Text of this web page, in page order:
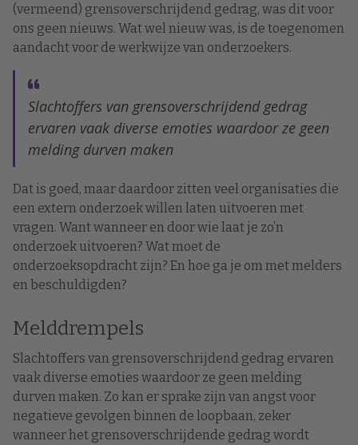
(vermeend) grensoverschrijdend gedrag, was dit voor
ons geen nieuws. Wat wel nieuw was, is de toegenomen
aandacht voor de werkwijze van onderzoekers.
Slachtoffers van grensoverschrijdend gedrag
ervaren vaak diverse emoties waardoor ze geen
melding durven maken
Dat is goed, maar daardoor zitten veel organisaties die
een extern onderzoek willen laten uitvoeren met
vragen. Want wanneer en door wie laat je zo’n
onderzoek uitvoeren? Wat moet de
onderzoeksopdracht zijn? En hoe ga je om met melders
en beschuldigden?
Melddrempels
Slachtoffers van grensoverschrijdend gedrag ervaren
vaak diverse emoties waardoor ze geen melding
durven maken. Zo kan er sprake zijn van angst voor
negatieve gevolgen binnen de loopbaan, zeker
wanneer het grensoverschrijdende gedrag wordt